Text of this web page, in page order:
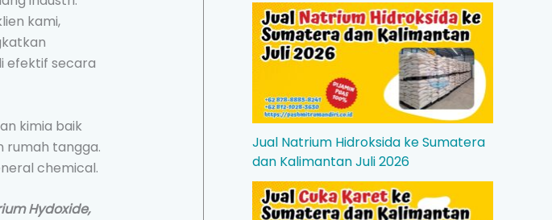
kami,
efektif secara
kimia baik
rumah tangga.
chemical.
Hydoxide,
Jual Natrium Hidroksida ke Sumatera
dan Kalimantan Juli 2026